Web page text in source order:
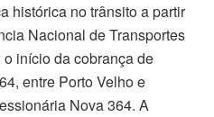
histórica no trânsito a partir
Nacional de Transportes
início da cobrança de
entre Porto Velho e
Nova 364. A